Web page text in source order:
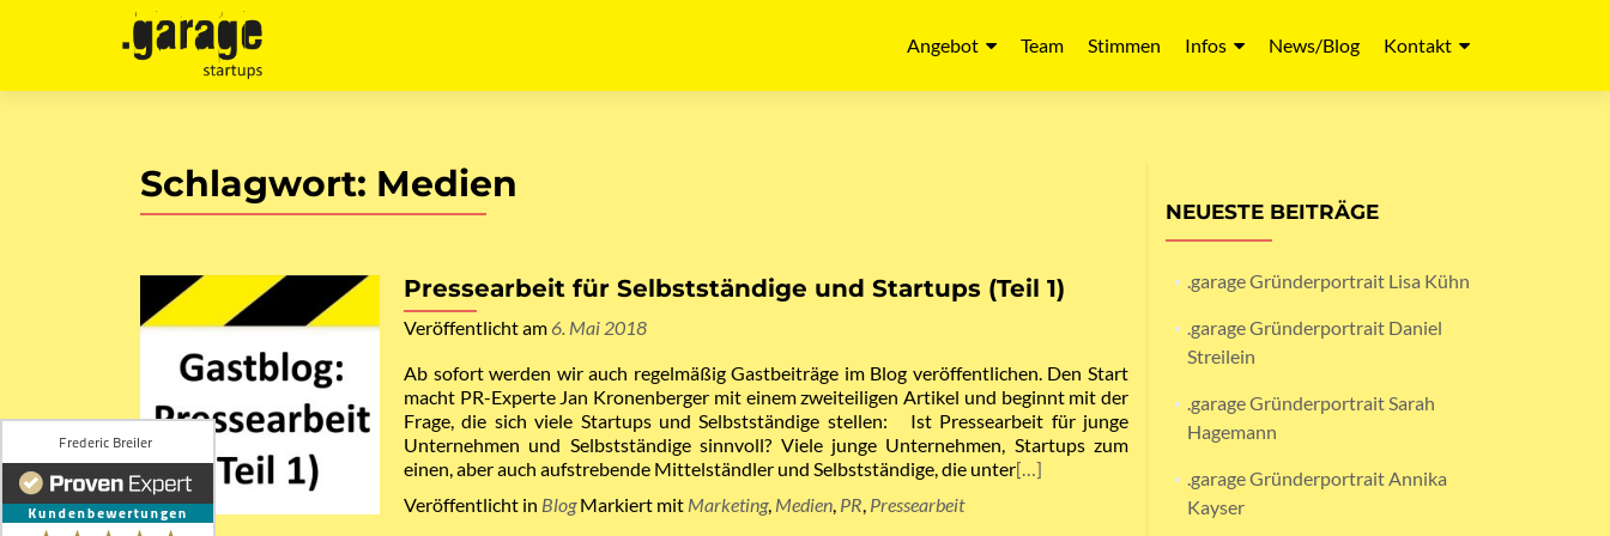
Angebot Team Stimmen Infos News/Blog Kontakt
Schlagwort: Medien
Pressearbeit für Selbstständige und Startups (Teil 1)
Veröffentlicht am 6. Mai 2018
Ab sofort werden wir auch regelmäßig Gastbeiträge im Blog veröffentlichen. Den Start
macht PR-Experte Jan Kronenberger mit einem zweiteiligen Artikel und beginnt mit der
Frage, die sich viele Startups und Selbstständige stellen: Ist Pressearbeit für junge
Unternehmen und Selbstständige sinnvoll? Viele junge Unternehmen, Startups zum
einen, aber auch aufstrebende Mittelständler und Selbstständige, die unter[…]
Veröffentlicht in Blog Markiert mit Marketing, Medien, PR, Pressearbeit
NEUESTE BEITRÄGE
.garage Gründerportrait Lisa Kühn
.garage Gründerportrait Daniel
Streilein
.garage Gründerportrait Sarah
Hagemann
.garage Gründerportrait Annika
Kayser